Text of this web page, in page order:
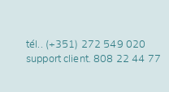
tél.. (+351) 272 549 020
support client.808 22 44 77